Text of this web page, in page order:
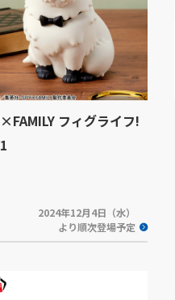
フィグライフ!
2024年12月4日（水）
より順次登場予定